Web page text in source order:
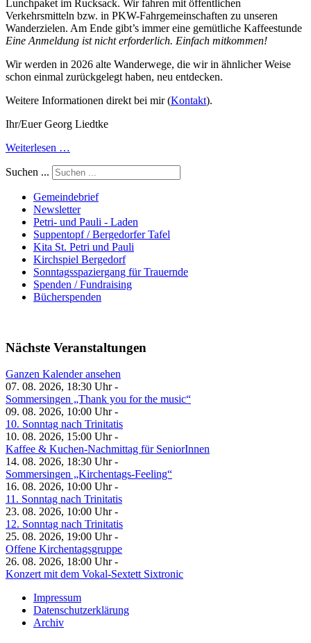
Lunchpaket im Rucksack. Wir fahren mit öffentlichen
Verkehrsmitteln bzw. in PKW-Fahrgemeinschaften zu unseren
Wanderzielen. Am Ende gibt’s immer eine gemütliche Kaffeestunde
Eine Anmeldung ist nicht erforderlich. Einfach mitkommen!
Wir werden in 2026 alte Wanderwege, die wir in ähnlicher Weise
schon einmal zurückgelegt haben, neu entdecken.
Weitere Informationen direkt bei mir (Kontakt).
Ihr/Euer Georg Liedtke
Weiterlesen …
Suchen ...
Gemeindebrief
Newsletter
Petri- und Pauli - Laden
Suppentopf / Bergedorfer Tafel
Kita St. Petri und Pauli
Kirchspiel Bergedorf
Sonntagsspaziergang für Trauernde
Spenden / Fundraising
Bücherspenden
Nächste Veranstaltungen
Ganzen Kalender ansehen
07. 08. 2026, 18:30 Uhr -
Sommersingen „Thank you for the music“
09. 08. 2026, 10:00 Uhr -
10. Sonntag nach Trinitatis
10. 08. 2026, 15:00 Uhr -
Kaffee & Kuchen-Nachmittag für SeniorInnen
14. 08. 2026, 18:30 Uhr -
Sommersingen „Kirchentags-Feeling“
16. 08. 2026, 10:00 Uhr -
11. Sonntag nach Trinitatis
23. 08. 2026, 10:00 Uhr -
12. Sonntag nach Trinitatis
25. 08. 2026, 19:00 Uhr -
Offene Kirchentagsgruppe
26. 08. 2026, 18:00 Uhr -
Konzert mit dem Vokal-Sextett Sixtronic
Impressum
Datenschutzerklärung
Archiv